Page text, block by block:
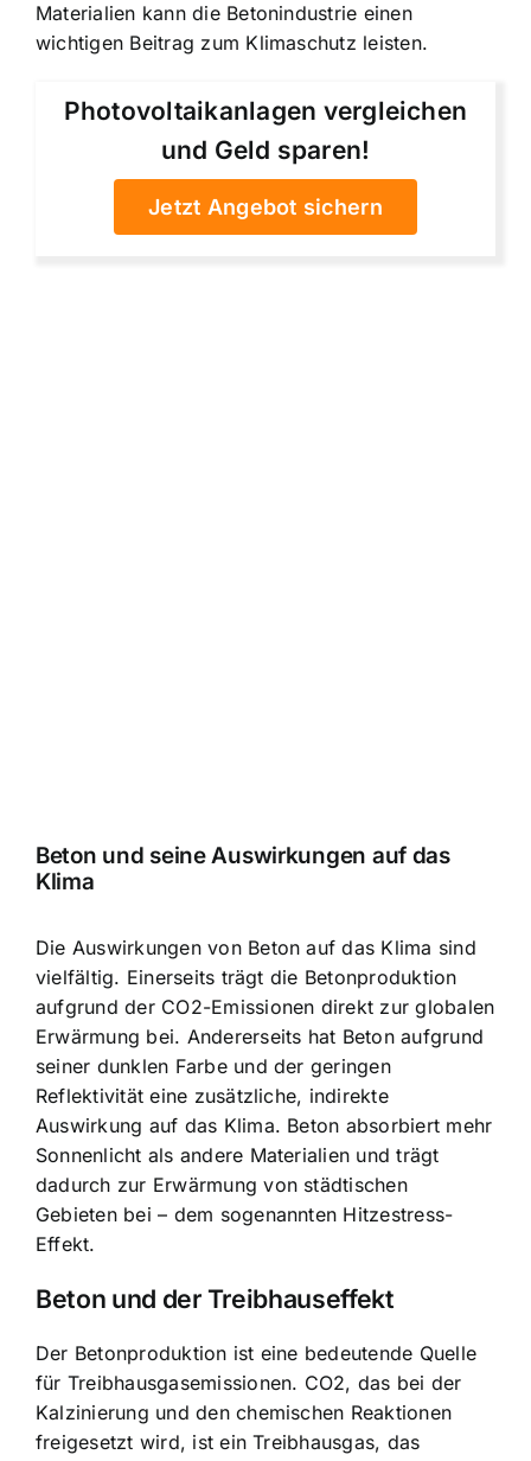
Materialien kann die Betonindustrie einen
wichtigen Beitrag zum Klimaschutz leisten.
Photovoltaikanlagen vergleichen
und Geld sparen!
Jetzt Angebot sichern
Beton und seine Auswirkungen auf das
Klima
Die Auswirkungen von Beton auf das Klima sind
vielfältig. Einerseits trägt die Betonproduktion
aufgrund der CO2-Emissionen direkt zur globalen
Erwärmung bei. Andererseits hat Beton aufgrund
seiner dunklen Farbe und der geringen
Reflektivität eine zusätzliche, indirekte
Auswirkung auf das Klima. Beton absorbiert mehr
Sonnenlicht als andere Materialien und trägt
dadurch zur Erwärmung von städtischen
Gebieten bei – dem sogenannten Hitzestress-
Effekt.
Beton und der Treibhauseffekt
Der Betonproduktion ist eine bedeutende Quelle
für Treibhausgasemissionen. CO2, das bei der
Kalzinierung und den chemischen Reaktionen
freigesetzt wird, ist ein Treibhausgas, das